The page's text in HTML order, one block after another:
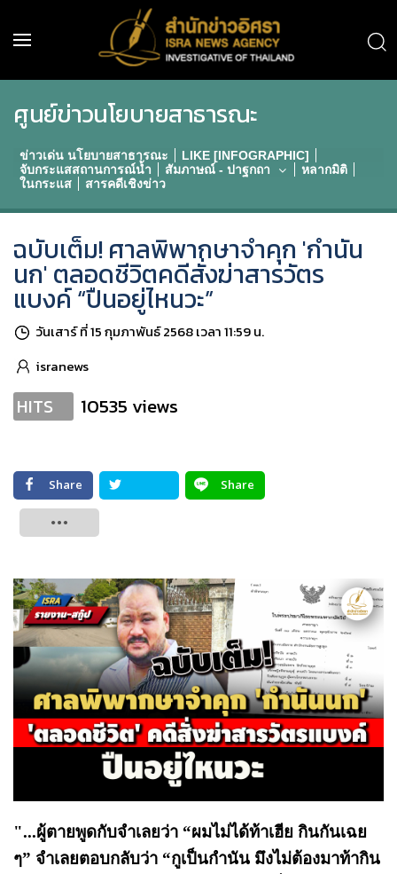
ศูนย์ข่าวนโยบายสาธารณะ
ข่าวเด่น นโยบายสาธารณะ
LIKE [INFOGRAPHIC]
จับกระแสสถานการณ์น้ำ
สัมภาษณ์ - ปาฐกถา
หลากมิติ
ในกระแส
สารคดีเชิงข่าว
ฉบับเต็ม! ศาลพิพากษาจำคุก 'กำนัน
นก' ตลอดชีวิตคดีสั่งฆ่าสารวัตร
แบงค์ “ปืนอยู่ไหนวะ”
วันเสาร์ ที่ 15 กุมภาพันธ์ 2568 เวลา 11:59 น.
isranews
HITS 10535 views
Share
Share
"...ผู้ตายพูดกับจําเลยว่า “ผมไม่ได้ท้าเฮีย กินกันเฉย
ๆ” จําเลยตอบกลับว่า “กูเป็นกํานัน มึงไม่ต้องมาท้ากิน